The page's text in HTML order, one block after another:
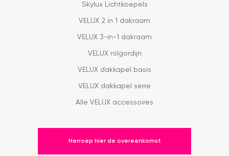
Skylux Lichtkoepels
VELUX 2 in 1 dakraam
VELUX 3-in-1 dakraam
VELUX rolgordijn
VELUX dakkapel basis
VELUX dakkapel serre
Alle VELUX accessoires
Herroep hier de overeenkomst